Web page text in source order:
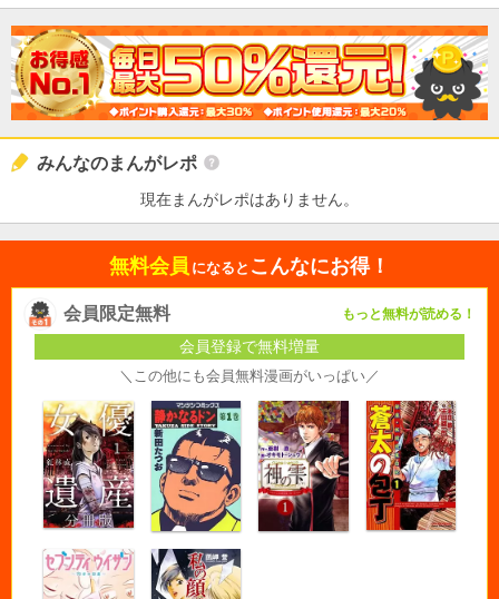
みんなのまんがレポ
現在まんがレポはありません。
無料会員 になると こんなにお得！
会員限定無料 もっと無料が読める！
会員登録で無料増量
＼この他にも会員無料漫画がいっぱい／